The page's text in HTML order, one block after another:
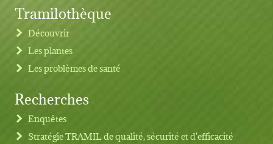
Footer menu
Tramilothèque
Découvrir
Les plantes
Les problèmes de santé
Recherches
Enquêtes
Stratégie TRAMIL de qualité, sécurité et d'efficacité